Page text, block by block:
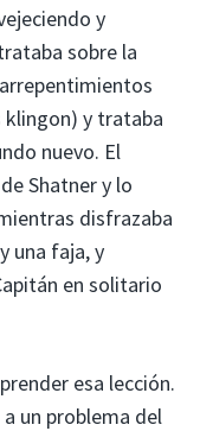
y
sobre la
klingon) y trataba
nuevo. El
Shatner y lo
disfrazaba
una faja, y
en solitario
esa lección.
un problema del